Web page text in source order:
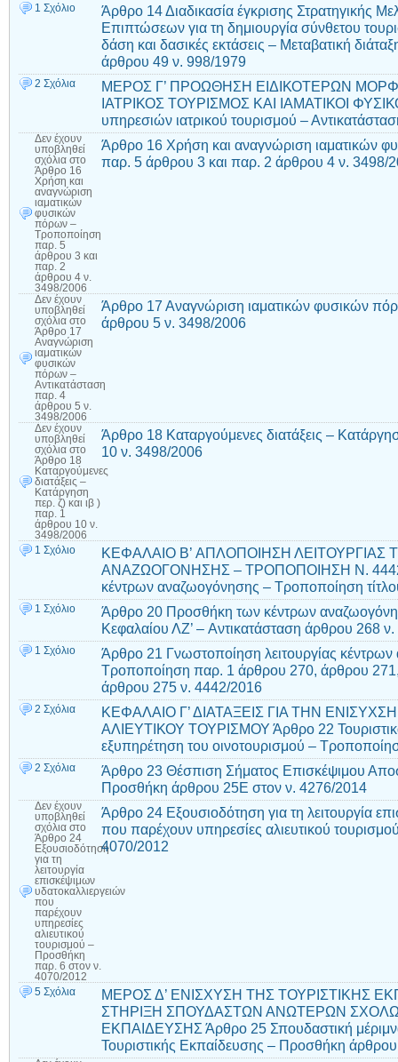
1 Σχόλιο
Άρθρο 14 Διαδικασία έγκρισης Στρατηγικής
Επιπτώσεων για τη δημιουργία σύνθετου
δάση και δασικές εκτάσεις – Μεταβατική
άρθρου 49 ν. 998/1979
2 Σχόλια
ΜΕΡΟΣ Γ’ ΠΡΟΩΘΗΣΗ ΕΙΔΙΚΟΤΕΡΩΝ
ΙΑΤΡΙΚΟΣ ΤΟΥΡΙΣΜΟΣ ΚΑΙ ΙΑΜΑΤΙΚΟΙ
υπηρεσιών ιατρικού τουρισμού –
Δεν έχουν
υποβληθεί
σχόλια στο
Άρθρο 16
Χρήση και
αναγνώριση
ιαματικών
φυσικών
πόρων –
Τροποποίηση
παρ. 5
άρθρου 3 και
παρ. 2
άρθρου 4 ν.
3498/2006
Άρθρο 16 Χρήση και αναγνώριση ιαματικών
παρ. 5 άρθρου 3 και παρ. 2 άρθρου 4 ν. 3498/
Δεν έχουν
υποβληθεί
σχόλια στο
Άρθρο 17
Αναγνώριση
ιαματικών
φυσικών
πόρων –
Αντικατάσταση
παρ. 4
άρθρου 5 ν.
3498/2006
Άρθρο 17 Αναγνώριση ιαματικών φυσικών
άρθρου 5 ν. 3498/2006
Δεν έχουν
υποβληθεί
σχόλια στο
Άρθρο 18
Καταργούμενες
διατάξεις –
Κατάργηση
περ. ζ) και ιβ )
παρ. 1
άρθρου 10 ν.
3498/2006
Άρθρο 18 Καταργούμενες διατάξεις –
10 ν. 3498/2006
1 Σχόλιο
ΚΕΦΑΛΑΙΟ Β’ AΠΛΟΠΟΙΗΣΗ
ΑΝΑΖΩΟΓΟΝΗΣΗΣ – ΤΡΟΠΟΠΟΙΗΣΗ Ν. 4442/
κέντρων αναζωογόνησης – Τροποποίηση
1 Σχόλιο
Άρθρο 20 Προσθήκη των κέντρων
Κεφαλαίου ΛΖ’ – Aντικατάσταση άρθρου 268
1 Σχόλιο
Άρθρο 21 Γνωστοποίηση λειτουργίας
Τροποποίηση παρ. 1 άρθρου 270, άρθρου
άρθρου 275 ν. 4442/2016
2 Σχόλια
ΚΕΦΑΛΑΙΟ Γ’ ΔΙΑΤΑΞΕΙΣ ΓΙΑ ΤΗΝ
ΑΛΙΕΥΤΙΚΟΥ ΤΟΥΡΙΣΜΟΥ Άρθρο 22
εξυπηρέτηση του οινοτουρισμού –
2 Σχόλια
Άρθρο 23 Θέσπιση Σήματος Επισκέψιμου
Προσθήκη άρθρου 25Ε στον ν. 4276/2014
Δεν έχουν
υποβληθεί
σχόλια στο
Άρθρο 24
Εξουσιοδότηση
για τη
λειτουργία
επισκέψιμων
υδατοκαλλιεργειών
που
παρέχουν
υπηρεσίες
αλιευτικού
τουρισμού –
Προσθήκη
παρ. 6 στον ν.
4070/2012
Άρθρο 24 Εξουσιοδότηση για τη λειτουργία
που παρέχουν υπηρεσίες αλιευτικού
4070/2012
5 Σχόλια
ΜΕΡΟΣ Δ’ ΕΝΙΣΧΥΣΗ ΤΗΣ ΤΟΥΡΙΣΤΙΚΗΣ
ΣΤΗΡΙΞΗ ΣΠΟΥΔΑΣΤΩΝ ΑΝΩΤΕΡΩΝ
ΕΚΠΑΙΔΕΥΣΗΣ Άρθρο 25 Σπουδαστική
Τουριστικής Εκπαίδευσης – Προσθήκη